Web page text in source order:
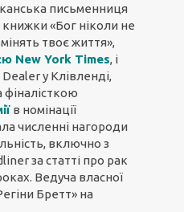
письменниця
книжки «Бог ніколи не
твоє життя»,
New York Times, і
у Клівленді,
фіналісткою
в номінації
численні нагороди
включно з
за статті про рак
Ведуча власної
Бретт» на